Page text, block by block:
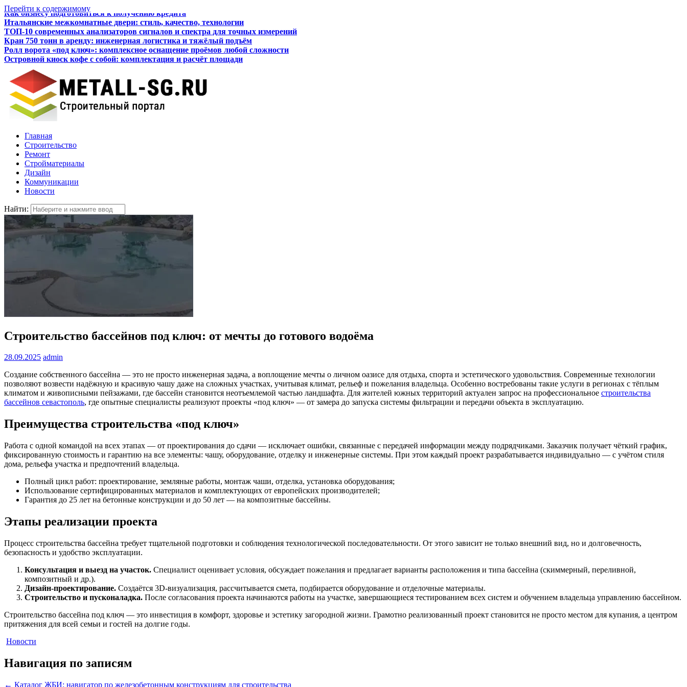
Перейти к содержимому
Итальянские межкомнатные двери: стиль, качество, технологии
ТОП-10 современных анализаторов сигналов и спектра для точных измерений
Кран 750 тонн в аренду: инженерная логистика и тяжёлый подъём
Ролл ворота «под ключ»: комплексное оснащение проёмов любой сложности
Островной киоск кофе с собой: комплектация и расчёт площади
Как бизнесу подготовиться к получению кредита
Главная
Строительство
Ремонт
Стройматериалы
Дизайн
Коммуникации
Новости
Найти:
Строительство бассейнов под ключ: от мечты до готового водоёма
28.09.2025 admin
Создание собственного бассейна — это не просто инженерная задача, а воплощение мечты о личном оазисе для отдыха, спорта и эстетического удовольствия. Современные технологии
позволяют возвести надёжную и красивую чашу даже на сложных участках, учитывая климат, рельеф и пожелания владельца. Особенно востребованы такие услуги в регионах с тёплым
климатом и живописными пейзажами, где бассейн становится неотъемлемой частью ландшафта. Для жителей южных территорий актуален запрос на профессиональное строительства
бассейнов севастополь, где опытные специалисты реализуют проекты «под ключ» — от замера до запуска системы фильтрации и передачи объекта в эксплуатацию.
Преимущества строительства «под ключ»
Работа с одной командой на всех этапах — от проектирования до сдачи — исключает ошибки, связанные с передачей информации между подрядчиками. Заказчик получает чёткий график,
фиксированную стоимость и гарантию на все элементы: чашу, оборудование, отделку и инженерные системы. При этом каждый проект разрабатывается индивидуально — с учётом стиля
дома, рельефа участка и предпочтений владельца.
Полный цикл работ: проектирование, земляные работы, монтаж чаши, отделка, установка оборудования;
Использование сертифицированных материалов и комплектующих от европейских производителей;
Гарантия до 25 лет на бетонные конструкции и до 50 лет — на композитные бассейны.
Этапы реализации проекта
Процесс строительства бассейна требует тщательной подготовки и соблюдения технологической последовательности. От этого зависит не только внешний вид, но и долговечность,
безопасность и удобство эксплуатации.
Консультация и выезд на участок. Специалист оценивает условия, обсуждает пожелания и предлагает варианты расположения и типа бассейна (скиммерный, переливной,
композитный и др.).
Дизайн-проектирование. Создаётся 3D-визуализация, рассчитывается смета, подбирается оборудование и отделочные материалы.
Строительство и пусконаладка. После согласования проекта начинаются работы на участке, завершающиеся тестированием всех систем и обучением владельца управлению бассейном.
Строительство бассейна под ключ — это инвестиция в комфорт, здоровье и эстетику загородной жизни. Грамотно реализованный проект становится не просто местом для купания, а центром
притяжения для всей семьи и гостей на долгие годы.
Новости
Навигация по записям
← Каталог ЖБИ: навигатор по железобетонным конструкциям для строительства